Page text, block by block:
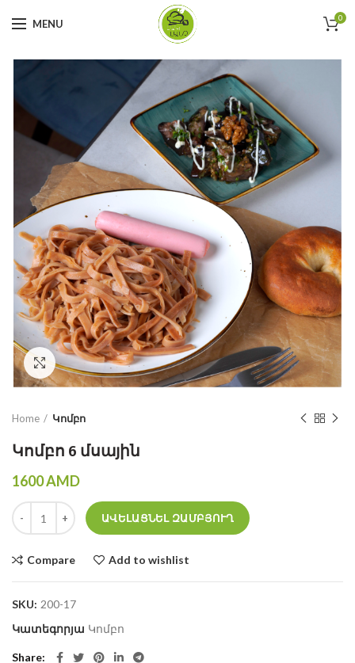
MENU 0
Click to enlarge
Home Կոմբո
Կոմբո 6 մսային
1600AMD
Կոմբո 6 մսային quantity
ԱՎԵԼԱՑՆԵԼ ԶԱՄԲՅՈՒՂ
Compare Add to wishlist
SKU: 200-17
Կատեգորյա Կոմբո
Share